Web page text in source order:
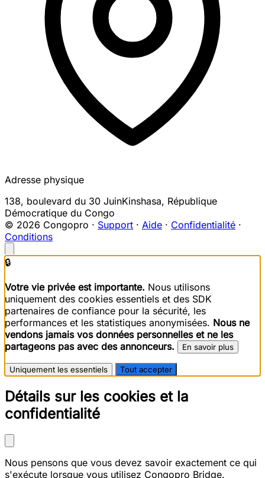
Adresse physique
138, boulevard du 30 JuinKinshasa, République
Démocratique du Congo
© 2026 Congopro · Support · Aide · Confidentialité ·
Conditions
🔒
Votre vie privée est importante. Nous utilisons
uniquement des cookies essentiels et des SDK
partenaires de confiance pour la sécurité, les
performances et les statistiques anonymisées. Nous ne
vendons jamais vos données personnelles et ne les
partageons pas avec des annonceurs.
En savoir plus
Uniquement les essentiels Tout accepter
Détails sur les cookies et la
confidentialité
Nous pensons que vous devez savoir exactement ce qui
s'exécute lorsque vous utilisez Congopro Bridge.